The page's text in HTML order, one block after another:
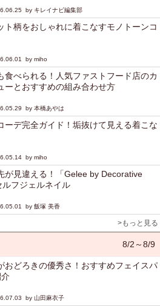
by キレイナビ編集部
ト柄をおしゃれに着こなすモノトーンコ
by miho
食べられる！人気ファストフード店のカ
ーとおすすめの組み合わせ方
by 本橋あやは
ーデ完全ガイド！垢抜けて見える着こな
by miho
が見違える！「Gelee by Decorative
フジェルネイル
by 飯塚 美香
>もっと見る
8/2～8/9
おどろきの優秀さ！おすすめフェイスパ
by 山田麻衣子